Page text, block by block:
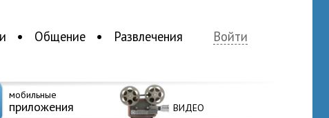
Общение Развлечения Войти
мобильные
приложения ВИДЕО